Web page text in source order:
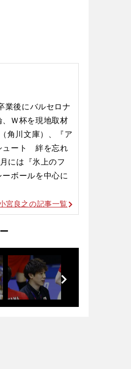
業後にバルセロナ
Ｗ杯を現地取材
角川文庫）、『ア
ュート 絆を忘れ
には『氷上のフ
ボールを中心に
宮良之の記事一覧
前
へ